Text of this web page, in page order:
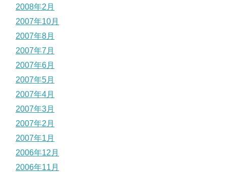
2008年2月
2007年10月
2007年8月
2007年7月
2007年6月
2007年5月
2007年4月
2007年3月
2007年2月
2007年1月
2006年12月
2006年11月